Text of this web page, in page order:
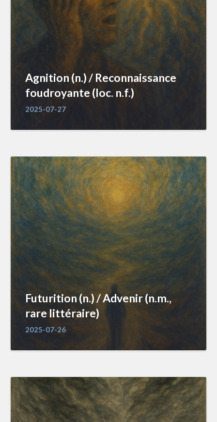
Agnition (n.) / Reconnaissance
foudroyante (loc. n.f.)
2025-07-27
Futurition (n.) / Advenir (n.m.,
rare littéraire)
2025-07-26